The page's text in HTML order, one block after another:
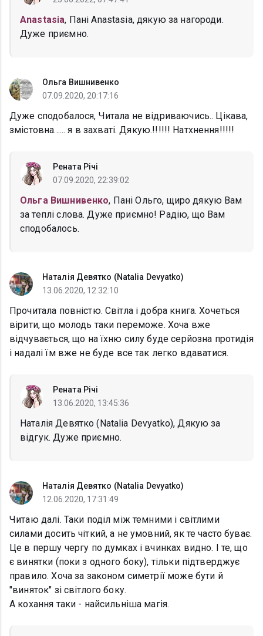
Anastasia, Пані Anastasia, дякую за нагороди.
Дуже приємно.
Ольга Вишнивенко
07.09.2020, 20:17:16
Дуже сподобалося, Читала не відриваючись.. Цікава,
змістовна...... я в захваті. Дякую.!!!!!! Натхнення!!!!!
Рената Річі
07.09.2020, 22:39:02
Ольга Вишнивенко, Пані Ольго, щиро дякую Вам
за теплі слова. Дуже приємно! Радію, що Вам
сподобалось.
Наталія Девятко (Natalia Devyatko)
13.06.2020, 12:32:10
Прочитала повністю. Світла і добра книга. Хочеться
вірити, що молодь таки переможе. Хоча вже
відчувається, що на їхню силу буде серйозна протидія
і надалі їм вже не буде все так легко вдаватися.
Рената Річі
13.06.2020, 13:45:36
Наталія Девятко (Natalia Devyatko), Дякую за
відгук. Дуже приємно.
Наталія Девятко (Natalia Devyatko)
12.06.2020, 17:31:49
Читаю далі. Таки поділ між темними і світлими
силами досить чіткий, а не умовний, як те часто буває.
Це в першу чергу по думках і вчинках видно. І те, що
є винятки (поки з одного боку), тільки підтверджує
правило. Хоча за законом симетрії може бути й
"виняток" зі світлого боку.
А кохання таки - найсильніша магія.